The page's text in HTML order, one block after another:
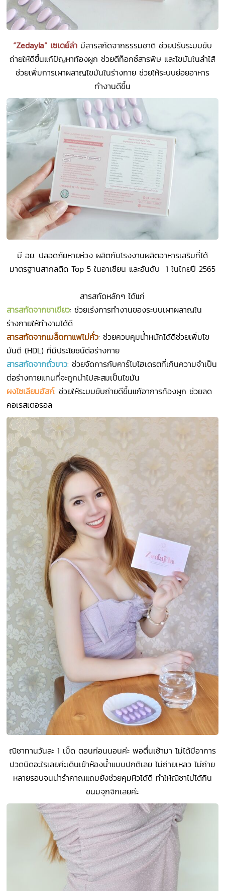
“Zedayla” เซเดย์ล่ามีสารสกัดจากธรรมชาติ ช่วยปรับระบบขับ
ถ่ายให้ดีขึ้นแก้ปัญหาท้องผูก ช่วยดีท็อกซ์สารพิษ และไขมันในลำไส้
ช่วยเพิ่มการเผาผลาญไขมันในร่างกาย ช่วยให้ระบบย่อยอาหาร
ทำงานดีขึ้น
มี อย. ปลอดภัยหายห่วง ผลิตกับโรงงานผลิตอาหารเสริมที่ได้
มาตรฐานสากลติด Top 5 ในอาเซียน และอันดับ 1 ในไทยปี 2565
สารสกัดหลักๆ ได้แก่
สารสกัดจากชาเขียว: ช่วยเร่งการทำงานของระบบเผาผลาญใน
ร่างกายให้ทำงานได้ดี
สารสกัดจากเมล็ดกาแฟไม่คั่ว: ช่วยควบคุมน้ำหนักได้ดีช่วยเพิ่มไข
มันดี (HDL) ที่มีประโยชน์ต่อร่างกาย
สารสกัดจากถั่วขาว: ช่วยจัดการกับคาร์โบไฮเดรตที่เกินความจำเป็น
ต่อร่างกายแทนที่จะถูกนำไปสะสมเป็นไขมัน
ผงไซเลียมฮัสค์: ช่วยให้ระบบขับถ่ายดีขึ้นแก้อาการท้องผูก ช่วยลด
คอเรสเตอรอล
ณิชาทานวันละ 1 เม็ด ตอนก่อนนอนค่ะ พอตื่นเช้ามา ไม่ได้มีอาการ
ปวดบิดอะไรเลยค่ะเดินเข้าห้องน้ำแบบปกติเลย ไม่ถ่ายเหลว ไม่ถ่าย
หลายรอบจนน่ารำคาญแถมยังช่วยคุมหิวได้ดี ทำให้ณิชาไม่ได้กิน
ขนมจุกจิกเลยค่ะ